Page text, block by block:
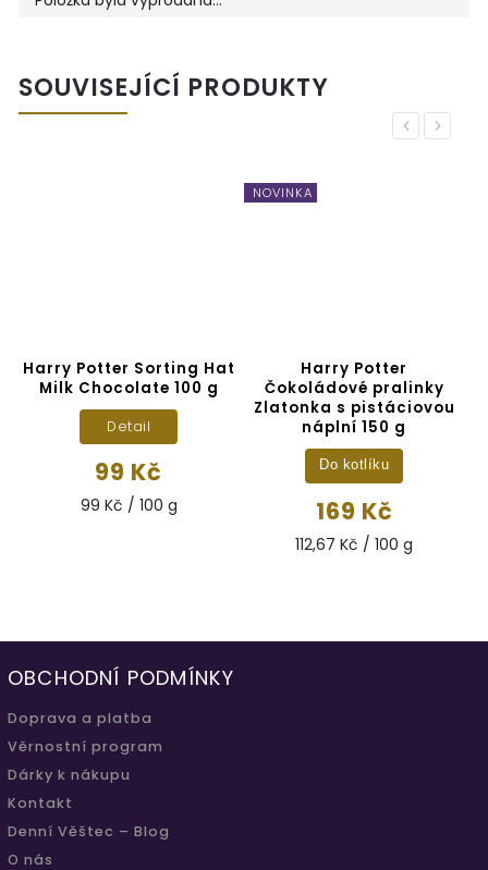
SOUVISEJÍCÍ PRODUKTY
Previous
Harry Potter Sorting Hat
Milk Chocolate 100 g
99 Kč
99 Kč / 100 g
Detail
NOVINKA
Harry Potter
Čokoládové pralinky
Zlatonka s pistáciovou
náplní 150 g
169 Kč
112,67 Kč / 100 g
Do kotlíku
Next
OBCHODNÍ PODMÍNKY
Doprava a platba
Věrnostní program
Dárky k nákupu
Kontakt
Denní Věštec – Blog
O nás